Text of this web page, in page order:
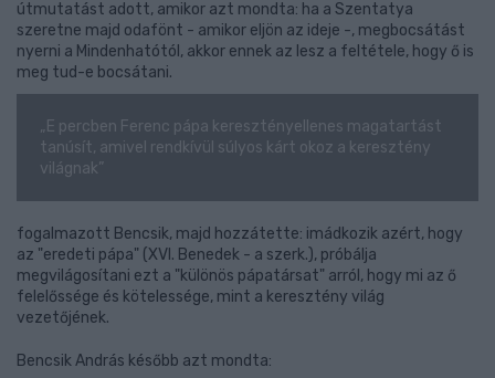
útmutatást adott, amikor azt mondta: ha a Szentatya
szeretne majd odafönt - amikor eljön az ideje -, megbocsátást
nyerni a Mindenhatótól, akkor ennek az lesz a feltétele, hogy ő is
meg tud-e bocsátani.
„E percben Ferenc pápa keresztényellenes magatartást
tanúsít, amivel rendkívül súlyos kárt okoz a keresztény
világnak”
fogalmazott Bencsik, majd hozzátette: imádkozik azért, hogy
az "eredeti pápa" (XVI. Benedek - a szerk.), próbálja
megvilágosítani ezt a "különös pápatársat" arról, hogy mi az ő
felelőssége és kötelessége, mint a keresztény világ
vezetőjének.
Bencsik András később azt mondta: